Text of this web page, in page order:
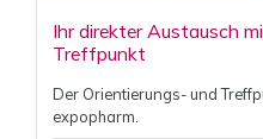
Ihr direkter Austausch
Treffpunkt
Der Orientierungs- und
expopharm.